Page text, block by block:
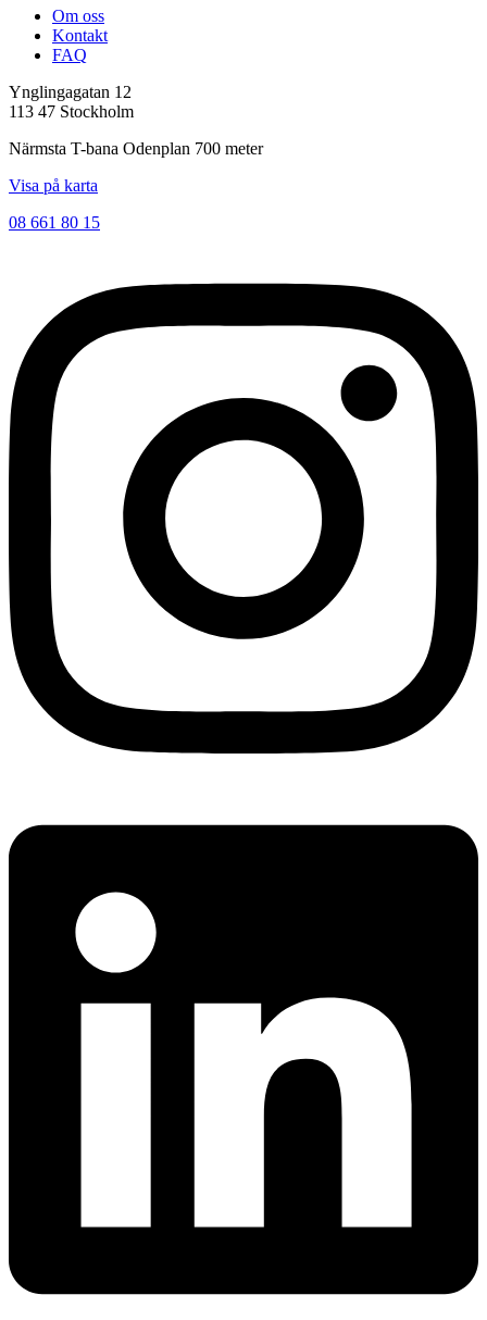
Om oss
Kontakt
FAQ
Ynglingagatan 12
113 47 Stockholm
Närmsta T-bana Odenplan 700 meter
Visa på karta
08 661 80 15